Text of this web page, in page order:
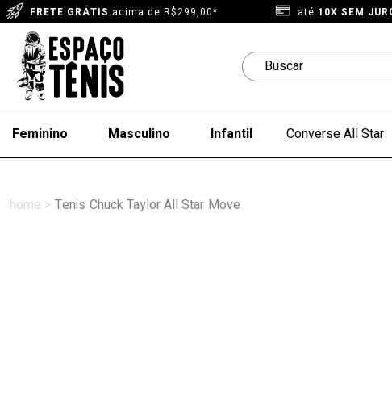
FRETE GRÁTIS acima de R$299,00* até 10X SEM
Feminino Masculino Infantil Converse All Star
Tenis Chuck Taylor All Star Move